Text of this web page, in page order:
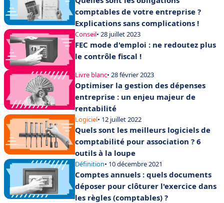
comptables de votre entreprise ?
Explications sans complications !
Conseil• 28 juillet 2023
FEC mode d'emploi : ne redoutez plus
le contrôle fiscal !
Livre blanc• 28 février 2023
Optimiser la gestion des dépenses
entreprise : un enjeu majeur de
rentabilité
Logiciel• 12 juillet 2022
Quels sont les meilleurs logiciels de
comptabilité pour association ? 6
outils à la loupe
Définition• 10 décembre 2021
Comptes annuels : quels documents
déposer pour clôturer l'exercice dans
les règles (comptables) ?